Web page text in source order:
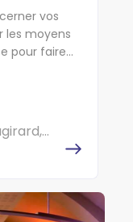
vos
les moyens
pour faire